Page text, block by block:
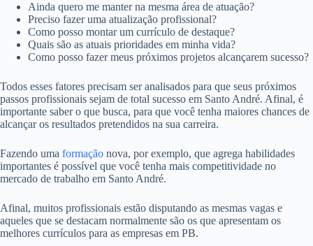
Ainda quero me manter na mesma área de atuação?
Preciso fazer uma atualização profissional?
Como posso montar um currículo de destaque?
Quais são as atuais prioridades em minha vida?
Como posso fazer meus próximos projetos alcançarem sucesso?
Todos esses fatores precisam ser analisados para que seus próximos
passos profissionais sejam de total sucesso em Santo André. Afinal, é
importante saber o que busca, para que você tenha maiores chances de
alcançar os resultados pretendidos na sua carreira.
Fazendo uma formação nova, por exemplo, que agrega habilidades
importantes é possível que você tenha mais competitividade no
mercado de trabalho em Santo André.
Afinal, muitos profissionais estão disputando as mesmas vagas e
aqueles que se destacam normalmente são os que apresentam os
melhores currículos para as empresas em PB.